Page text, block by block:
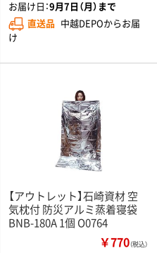
お届け日：9月7日（月）まで
直送品 中越DEPOからお届
け
【アウトレット】石崎資材 空
気枕付 防災アルミ蒸着寝袋
BNB-180A 1個 O0764
￥770（税込）